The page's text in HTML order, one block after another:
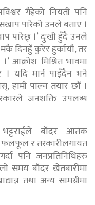
गैह्रेको नियती पनि
पारेको उनले बताए ।
पारेछ् ।’ दुःखी हुँदै उनले
दिनहुँ कुरेर हुर्कायौं, तर
आक्रोश मिश्रित भावमा
। यदि मार्न पाइँदैन भने
हामी पाल्न तयार छौं ।
जनशक्ति उपलब्ध
भट्टराईले बाँदर आतंक
फलफूल र तरकारीलगायत
पनि जनप्रतिनिधिहरु
समय बाँदर खेतबारीमा
तथा अन्य सामग्रीमा